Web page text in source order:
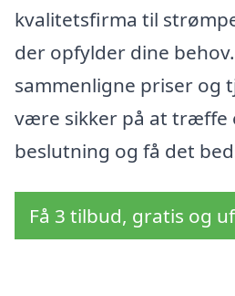
kvalitetsfirma til
der opfylder dine
sammenligne priser og
være sikker på at træffe
beslutning og få det
Få 3 tilbud, gratis og